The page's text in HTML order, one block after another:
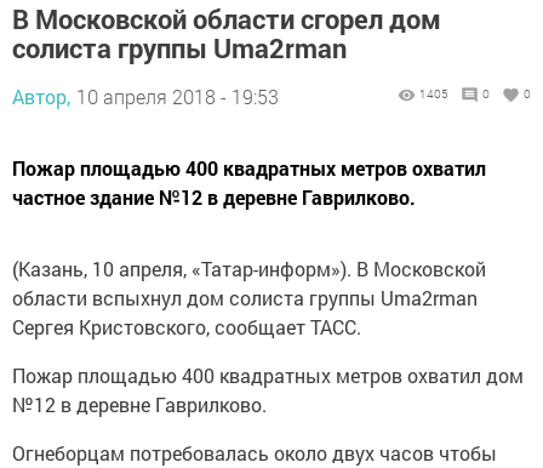
В Московской области сгорел дом
солиста группы Uma2rman
Автор, 10 апреля 2018 - 19:53 1405 0 0
Пожар площадью 400 квадратных метров охватил
частное здание №12 в деревне Гаврилково.
(Казань, 10 апреля, «Татар-информ»). В Московской
области вспыхнул дом солиста группы Uma2rman
Сергея Кристовского, сообщает ТАСС.
Пожар площадью 400 квадратных метров охватил дом
№12 в деревне Гаврилково.
Огнеборцам потребовалась около двух часов чтобы